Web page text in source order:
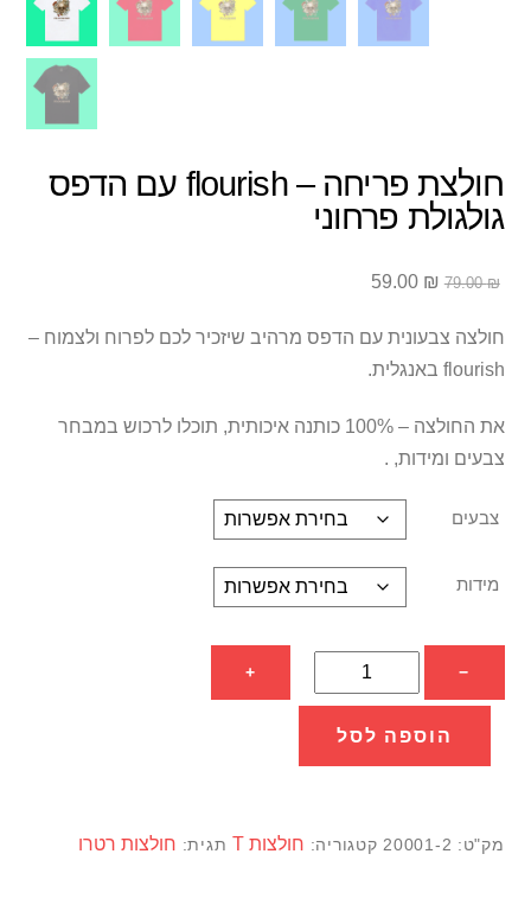
חולצת פריחה – flourish עם הדפס
גולגולת פרחוני
79.00₪
המחיר
היה:
79.00 ₪.
59.00 ₪
הוא:
חולצה צבעונית עם הדפס מרהיב שיזכיר לכם לפרוח ולצמוח –
flourish באנגלית.
את החולצה – 100% כותנה איכותית, תוכלו לרכוש במבחר
צבעים ומידות, .
צבעים
מידות
−
של
עם
+
הוספה לסל
מק"ט: 20001-2 קטגוריה: חולצות T תגית: חולצות רטרו